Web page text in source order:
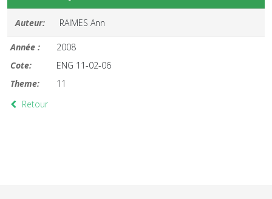
Auteur: RAIMES Ann
Année :
2008
Cote:
ENG 11-02-06
Theme:
11
Retour